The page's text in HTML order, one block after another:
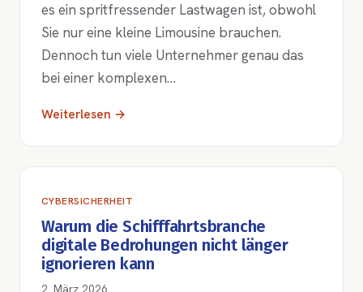
es ein spritfressender Lastwagen ist, obwohl
Sie nur eine kleine Limousine brauchen.
Dennoch tun viele Unternehmer genau das
bei einer komplexen…
Weiterlesen →
CYBERSICHERHEIT
Warum die Schifffahrtsbranche
digitale Bedrohungen nicht länger
ignorieren kann
2. März 2026